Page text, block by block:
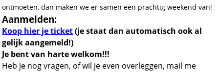
ontmoeten, dan maken we er samen een prachtig weekend van!
Aanmelden:
Koop hier je ticket(je staat dan automatisch ook al
gelijk aangemeld!)
Je bent van harte welkom!!!
Heb je nog vragen, of wil je even overleggen, mail me